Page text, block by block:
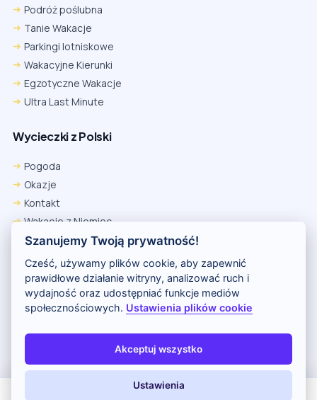
Podróż poślubna
Tanie Wakacje
Parkingi lotniskowe
Wakacyjne Kierunki
Egzotyczne Wakacje
Ultra Last Minute
Wycieczki z Polski
Pogoda
Okazje
Kontakt
Wakacje z Niemiec
Polityka Prywatności
Wakacje w Egipcie
Rankingi hoteli
Kontakt i reklama
Polityka prywatności
Copyright (c) 2026 Odkryj Wakacje
Szanujemy Twoją prywatność!
Cześć, używamy plików cookie, aby zapewnić
prawidłowe działanie witryny, analizować ruch i
wydajność oraz udostępniać funkcje mediów
społecznościowych. Ustawienia plików cookie
Akceptuj wszystko
Ustawienia